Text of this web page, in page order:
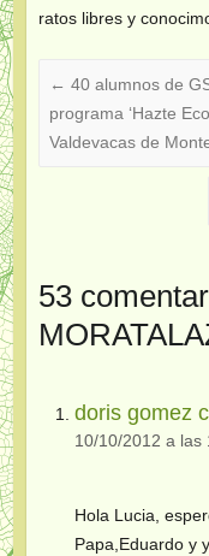
ratos libres y
← 40 alumnos de
programa ‘Hazte
Valdevacas de
53
doris gomez
10/10/2012 a las
Hola Lucia,
Papa,Eduardo y